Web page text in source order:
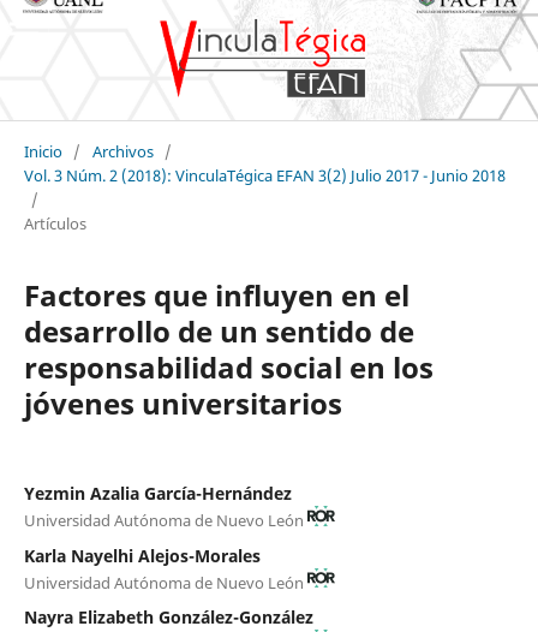
Inicio / Archivos /
Vol. 3 Núm. 2 (2018): VinculaTégica EFAN 3(2) Julio 2017 - Junio 2018
/
Artículos
Factores que influyen en el
desarrollo de un sentido de
responsabilidad social en los
jóvenes universitarios
Yezmin Azalia García-Hernández
Universidad Autónoma de Nuevo León
Karla Nayelhi Alejos-Morales
Universidad Autónoma de Nuevo León
Nayra Elizabeth González-González